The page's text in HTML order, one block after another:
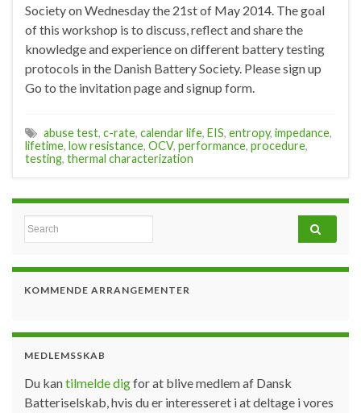
Society on Wednesday the 21st of May 2014. The goal
of this workshop is to discuss, reflect and share the
knowledge and experience on different battery testing
protocols in the Danish Battery Society. Please sign up
Go to the invitation page and signup form.
abuse test, c-rate, calendar life, EIS, entropy, impedance,
lifetime, low resistance, OCV, performance, procedure,
testing, thermal characterization
Search for:
KOMMENDE ARRANGEMENTER
MEDLEMSSKAB
Du kantilmelde digfor at blive medlem af Dansk
Batteriselskab, hvis du er interesseret i at deltage i vores